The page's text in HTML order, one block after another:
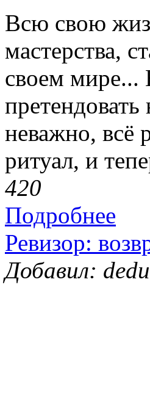
Всю свою
мастерства,
своем мире...
неважно, всё
ритуал, и
420
Подробнее
Ревизор:
Добавил: